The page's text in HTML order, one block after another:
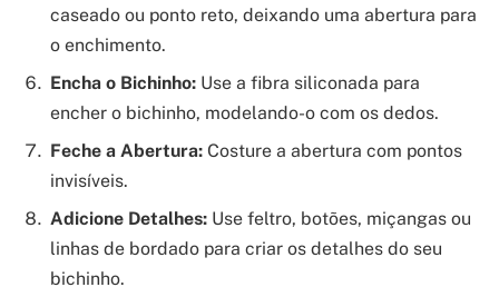
caseado ou ponto reto, deixando uma abertura para
o enchimento.
Encha o Bichinho: Use a fibra siliconada para
encher o bichinho, modelando-o com os dedos.
Feche a Abertura: Costure a abertura com pontos
invisíveis.
Adicione Detalhes: Use feltro, botões, miçangas ou
linhas de bordado para criar os detalhes do seu
bichinho.